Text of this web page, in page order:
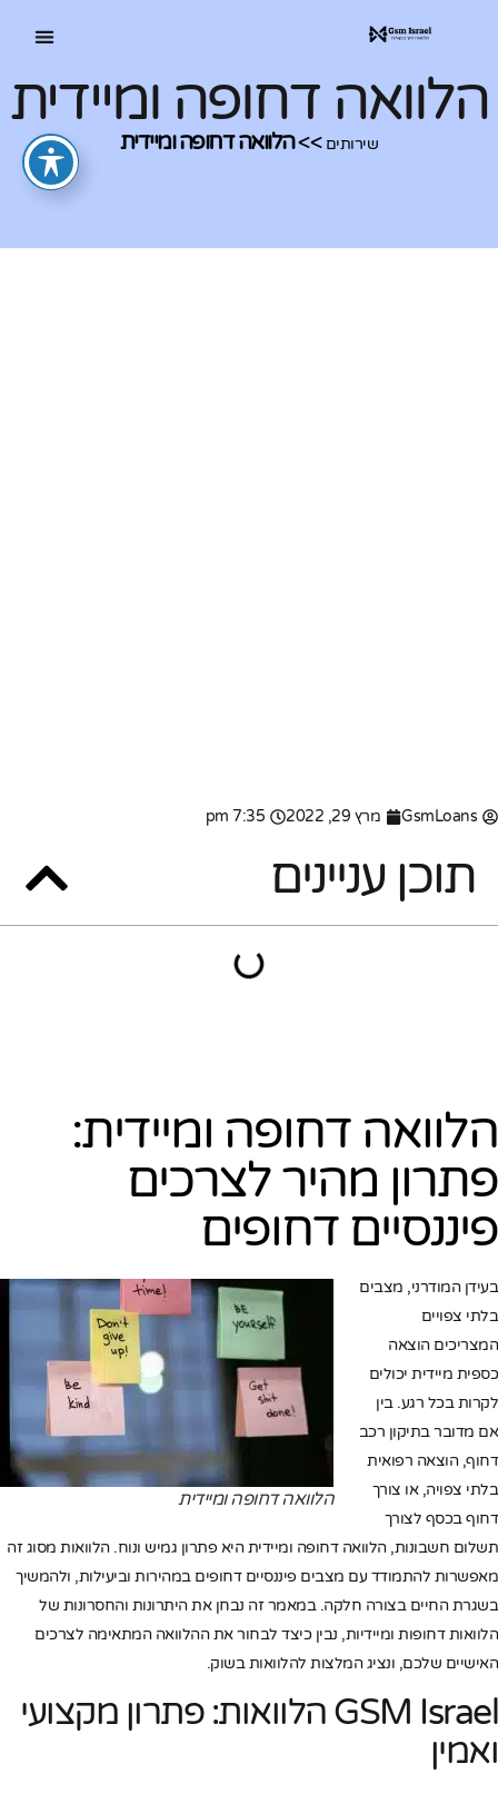
הלוואה דחופה ומיידית
שירותים >>הלוואה דחופה ומיידית
GsmLoans מרץ 29, 2022 7:35 pm
תוכן עניינים
הלוואה דחופה ומיידית:
פתרון מהיר לצרכים
פיננסיים דחופים
הלוואה דחופה ומיידית
בעידן המודרני, מצבים
בלתי צפויים
המצריכים הוצאה
כספית מיידית יכולים
לקרות בכל רגע. בין
אם מדובר בתיקון רכב
דחוף, הוצאה רפואית
בלתי צפויה, או צורך
דחוף בכסף לצורך
תשלום חשבונות, הלוואה דחופה ומיידית היא פתרון גמיש ונוח. הלוואות מסוג זה
מאפשרות להתמודד עם מצבים פיננסיים דחופים במהירות וביעילות, ולהמשיך
בשגרת החיים בצורה חלקה. במאמר זה נבחן את היתרונות והחסרונות של
הלוואות דחופות ומיידיות, נבין כיצד לבחור את ההלוואה המתאימה לצרכים
האישיים שלכם, ונציג המלצות להלוואות בשוק.
GSM Israel הלוואות: פתרון מקצועי
ואמין